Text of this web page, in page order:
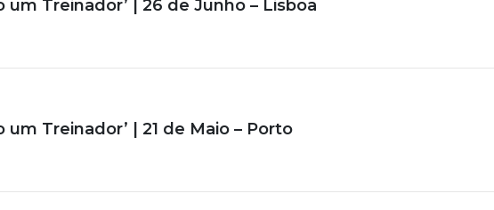
um Treinador’ | 26 de Junho – Lisboa
Treinador’ | 21 de Maio – Porto